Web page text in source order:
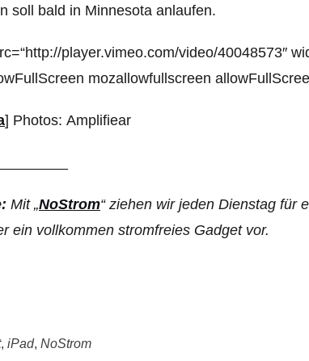
soll bald in Minnesota anlaufen.
player.vimeo.com/video/40048573″
mozallowfullscreen
] Photos: Amplifiear
Mit „NoStrom“ ziehen wir jeden Dienstag für
ein vollkommen stromfreies Gadget vor.
, iPad, NoStrom